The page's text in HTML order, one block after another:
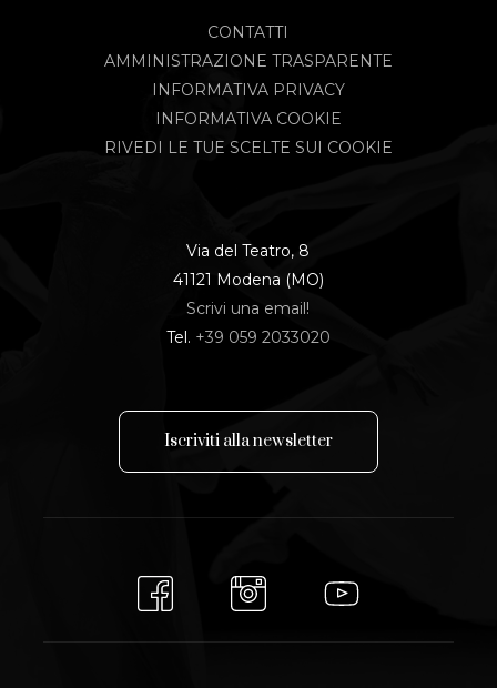
CONTATTI
AMMINISTRAZIONE TRASPARENTE
INFORMATIVA PRIVACY
INFORMATIVA COOKIE
RIVEDI LE TUE SCELTE SUI COOKIE
Via del Teatro, 8
41121 Modena (MO)
Scrivi una email!
Tel. +39 059 2033020
Iscriviti allanewsletter